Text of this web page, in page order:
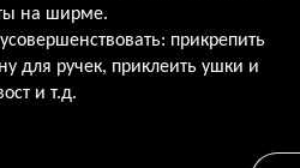
на ширме.
прикрепить
для ручек, приклеить ушки и
и т.д.